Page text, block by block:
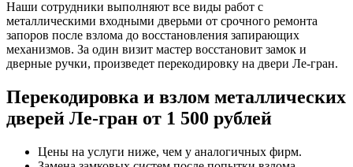
Наши сотрудники выполняют все виды работ с
металлическими входными дверьми от срочного ремонта
запоров после взлома до восстановления запирающих
механизмов. За один визит мастер восстановит замок и
дверные ручки, произведет перекодировку на двери Ле-гран.
Перекодировка и взлом металлических
дверей Ле-гран от 1 500 рублей
Цены на услуги ниже, чем у аналогичных фирм.